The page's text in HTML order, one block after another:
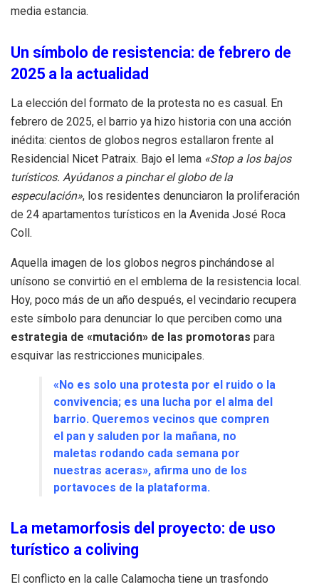
media estancia.
Un símbolo de resistencia: de febrero de
2025 a la actualidad
La elección del formato de la protesta no es casual. En
febrero de 2025, el barrio ya hizo historia con una acción
inédita: cientos de globos negros estallaron frente al
Residencial Nicet Patraix. Bajo el lema «Stop a los bajos
turísticos. Ayúdanos a pinchar el globo de la
especulación», los residentes denunciaron la proliferación
de 24 apartamentos turísticos en la Avenida José Roca
Coll.
Aquella imagen de los globos negros pinchándose al
unísono se convirtió en el emblema de la resistencia local.
Hoy, poco más de un año después, el vecindario recupera
este símbolo para denunciar lo que perciben como una
estrategia de «mutación» de las promotoras para
esquivar las restricciones municipales.
«No es solo una protesta por el ruido o la
convivencia; es una lucha por el alma del
barrio. Queremos vecinos que compren
el pan y saluden por la mañana, no
maletas rodando cada semana por
nuestras aceras», afirma uno de los
portavoces de la plataforma.
La metamorfosis del proyecto: de uso
turístico a coliving
El conflicto en la calle Calamocha tiene un trasfondo